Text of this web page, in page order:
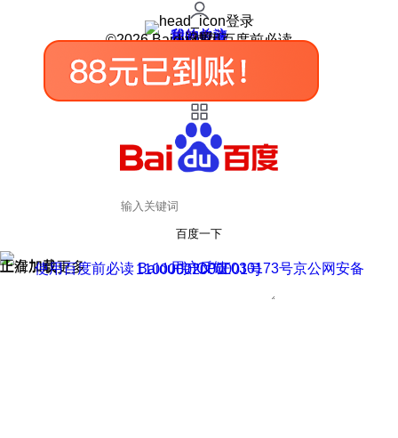
登录
我的关注
我的收藏
皮肤中心
用户反馈
设置
©2026 Baidu 使用百度前必读
百度一下
正在加载
上滑加载更多 用户反馈
使用百度前必读 Baidu 京ICP证030173号
京公网安备11000002000001号